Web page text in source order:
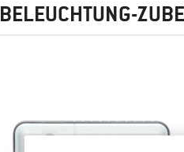
BELEUCHTUNG-